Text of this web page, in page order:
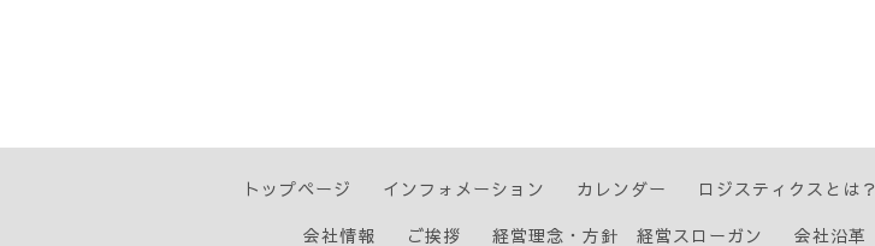
トップページ インフォメーション カレンダー ロジスティクスとは？
会社情報
ご挨拶 経営理念・方針 経営スローガン 会社沿革